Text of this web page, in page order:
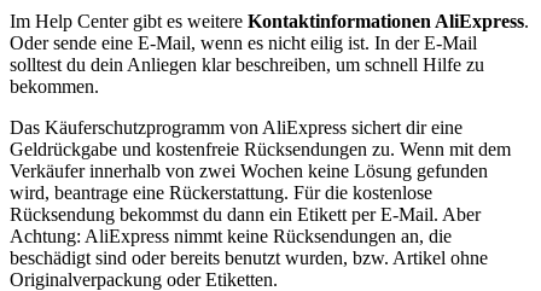
Im Help Center gibt es weitere Kontaktinformationen AliExpress.
Oder sende eine E-Mail, wenn es nicht eilig ist. In der E-Mail
solltest du dein Anliegen klar beschreiben, um schnell Hilfe zu
bekommen.
Das Käuferschutzprogramm von AliExpress sichert dir eine
Geldrückgabe und kostenfreie Rücksendungen zu. Wenn mit dem
Verkäufer innerhalb von zwei Wochen keine Lösung gefunden
wird, beantrage eine Rückerstattung. Für die kostenlose
Rücksendung bekommst du dann ein Etikett per E-Mail. Aber
Achtung: AliExpress nimmt keine Rücksendungen an, die
beschädigt sind oder bereits benutzt wurden, bzw. Artikel ohne
Originalverpackung oder Etiketten.